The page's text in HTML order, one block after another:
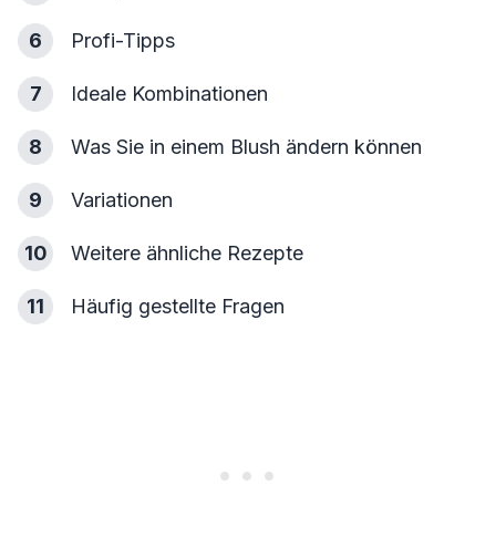
6 Profi-Tipps
7 Ideale Kombinationen
8 Was Sie in einem Blush ändern können
9 Variationen
10 Weitere ähnliche Rezepte
11 Häufig gestellte Fragen